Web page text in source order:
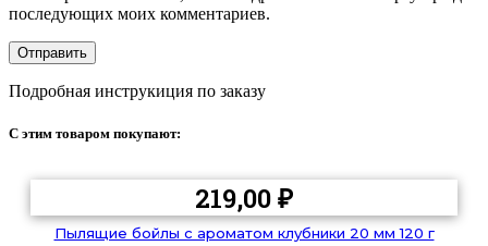
последующих моих комментариев.
Подробная инструкиция по заказу
С этим товаром покупают:
219,00₽
Пылящие бойлы с ароматом клубники 20 мм 120 г